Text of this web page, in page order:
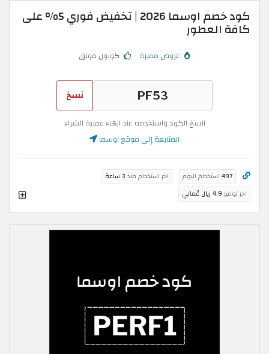
كود خصم اوسما 2026 | تخفيض فوري 5% على
كافة العطور
عروض مميزة كوبون موثق
نسخ
انسخ الكود واستخدمه عند انهاء عملية الشراء
المتابعة إلى موقع اوسما
497 استخدام اليوم اخر استخدام منذ 3 ساعة
اخر توفير 4.9 ريال عُماني